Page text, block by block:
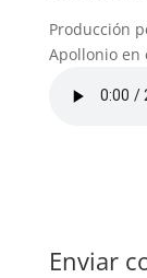
Producción
Apollonio en
Enviar